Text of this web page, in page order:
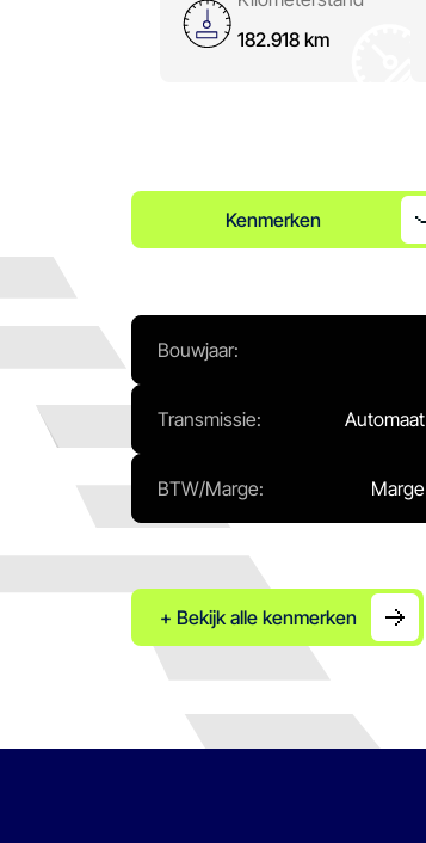
182.918 km
Kenmerken
Bouwjaar:
Transmissie: Automaat
BTW/Marge: Marge
+ Bekijk alle kenmerken